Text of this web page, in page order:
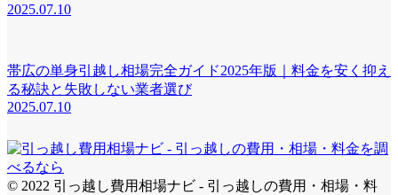
2025.07.10
帯広の単身引越し相場完全ガイド2025年版｜料金を安く抑え
る秘訣と失敗しない業者選び
2025.07.10
© 2022 引っ越し費用相場ナビ - 引っ越しの費用・相場・料